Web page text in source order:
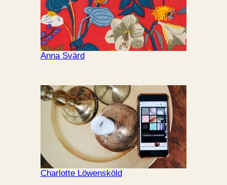
Anna Svärd
Charlotte Löwensköld